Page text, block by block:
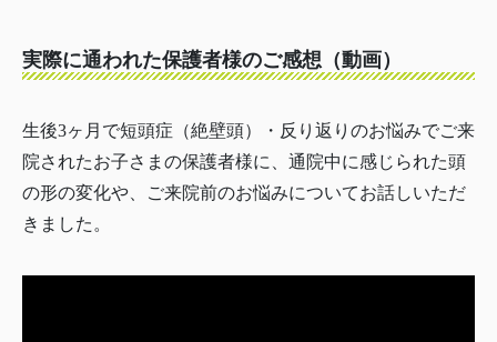
実際に通われた保護者様のご感想（動画）
生後3ヶ月で短頭症（絶壁頭）・反り返りのお悩みでご来
院されたお子さまの保護者様に、通院中に感じられた頭
の形の変化や、ご来院前のお悩みについてお話しいただ
きました。